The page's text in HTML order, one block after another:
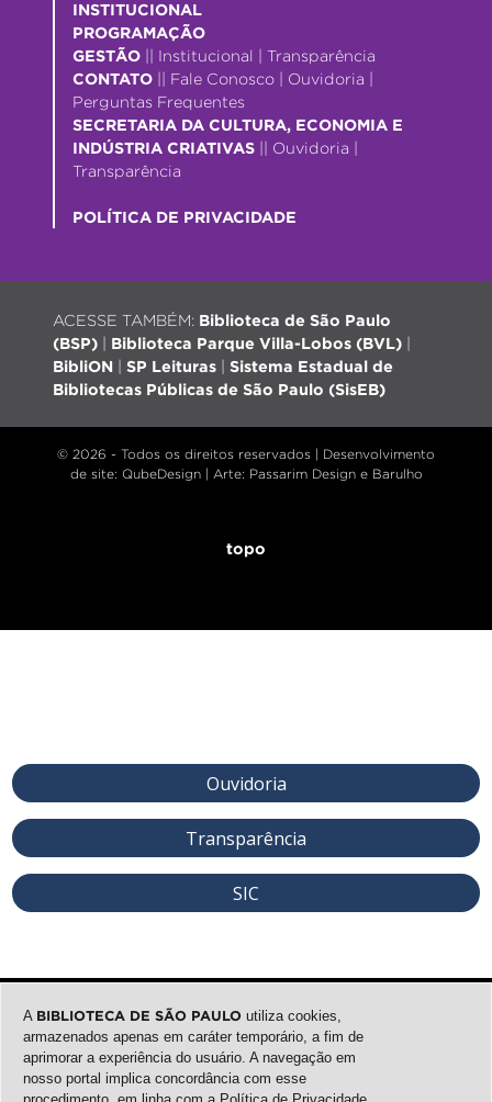
INSTITUCIONAL
PROGRAMAÇÃO
GESTÃO
Institucional
Transparência
CONTATO
Fale Conosco Ouvidoria
Perguntas Frequentes
SECRETARIA DA CULTURA, ECONOMIA E
INDÚSTRIA CRIATIVAS
Ouvidoria
Transparência
POLÍTICA DE PRIVACIDADE
ACESSE TAMBÉM: Biblioteca de São Paulo
(BSP)
Biblioteca Parque Villa-Lobos (BVL)
BibliON
SP Leituras
Sistema Estadual de
Bibliotecas Públicas de São Paulo (SisEB)
© 2026 - Todos os direitos reservados | Desenvolvimento
de site: QubeDesign | Arte: Passarim Design e Barulho
topo
Ouvidoria
Transparência
SIC
A BIBLIOTECA DE SÃO PAULO utiliza cookies,
armazenados apenas em caráter temporário, a fim de
aprimorar a experiência do usuário. A navegação em
nosso portal implica concordância com esse